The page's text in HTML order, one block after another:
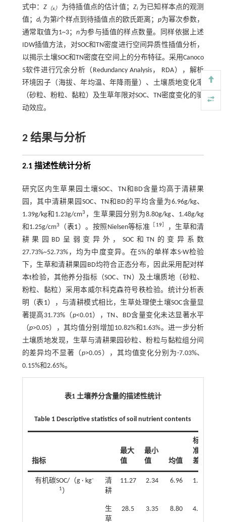
式中：Z （x） 为待插值点的估计值； Zi为已知样本点的观测
值； di为第i个样点到待插值点的欧氏距离； p为幂次参数，
通常取值为1~3；n为参与插值的样点数量。同样依据上述
IDW插值方法，对SOC和TN密度进行空间异质性插值分析，
以揭示土壤SOC和TN密度在空间上的分布特征。采用Canoco
5软件进行冗余分析（Redundancy Analysis， RDA），解析
环境因子（海拔、年均温、年降雨量）、土壤质地变化率
（砂粒、粉粒、黏粒）及生草年限对SOC、TN密度变化的驱
动效应。
2 结果与分析
2.1 描述性统计分析
研究区内生草果园土壤SOC、TN和BD含量均高于清耕果
园，其中清耕果园SOC、TN和BD的平均含量为6.96g/kg、
1.39g/kg和1.23g/cm3 ，生草果园分别为8.80g/kg、1.48g/kg
和1.25g/cm3 （ 表1 ）。按照Nielsen等标准 19］
，生草和清
耕果园BD呈弱变异外，SOC和TN的变异系数
27.73%~52.73%，均为中度变异。在5%的单样本S-W检验
下，生草和清耕果园BD均符合正态分布，因此采用配对样
本t检验，其他养分指标（SOC、TN）及土壤质地（砂粒、
粉粒、黏粒）采用本威尔科克森符号秩检验。统计分析表
明（表1），与清耕模式相比，生草处理使土壤SOC含量显
著提高31.73%（ p<0.01），TN、BD含量变化未达显著水平
（p>0.05），其均值分别增加10.82%和1.63%。进一步分析
土壤质地发现，生草与清耕果园砂粒、粉粒与黏粒组分间
的差异均不显著（p>0.05），其均值变化分别为-7.03%、
0.15%和2.65%。
表1 土壤养分含量的描述性统计
Table 1 Descriptive statistics of soil nutrient contents
指标
最大
值
最小
值
均值
标
准
差
有机碳SOC/（g · kg-
1 ）
清
耕
11.27 2.34 6.96 1.93
生
草
28.5 3.35 8.80 4.64